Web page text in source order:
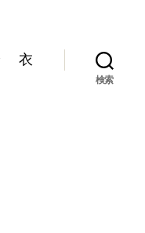
衣
検索